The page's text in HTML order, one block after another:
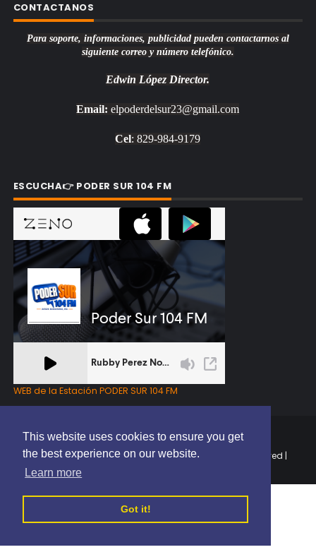
This website uses cookies to ensure you get
the best experience on our website.
Learn more
Got it!
CONTACTANOS
Para soporte, informaciones, publicidad pueden contactarnos al
siguiente correo y número telefónico.
Edwin López Director.
Email: elpoderdelsur23@gmail.com
Cel: 829-984-9179
ESCUCHA👉 PODER SUR 104 FM
WEB de la Estación PODER SUR 104 FM
Copyright © 2025 | EL PODER DEL SUR RD | All Rights Reserved |